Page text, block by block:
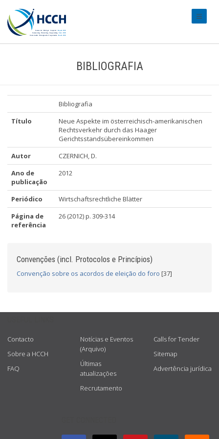
BIBLIOGRAFIA
Bibliografia
Título
Neue Aspekte im österreichisch-amerikanischen
Rechtsverkehr durch das Haager
Gerichtsstandsübereinkommen
Autor
CZERNICH, D.
Ano de
publicação
2012
Periódico
Wirtschaftsrechtliche Blätter
Página de
referência
26 (2012) p. 309-314
Convenções (incl. Protocolos e Princípios)
Convenção sobre os acordos de eleição do foro [37]
Contacto
Sobre a HCCH
FAQ
Notícias e Eventos
(Arquivo)
Últimas
atualizações
Recrutamento
Calls for Tender
Sitemap
Advertência jurídica